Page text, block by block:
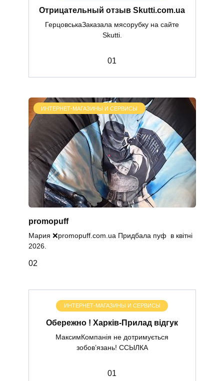
Отрицательный отзыв Skutti.com.ua
ГерцовськаЗаказала мясорубку на сайте
Skutti.
01
ИНТЕРНЕТ-МАГАЗИНЫ И СЕРВИСЫ
promopuff
Мария ❌promopuff.com.uа Придбала пуф в квітні
2026.
02
ИНТЕРНЕТ-МАГАЗИНЫ И СЕРВИСЫ
Обережно ! Харків-Прилад відгук
МаксимКомпанія не дотримується
зобов’язань! ССЫЛКА
01